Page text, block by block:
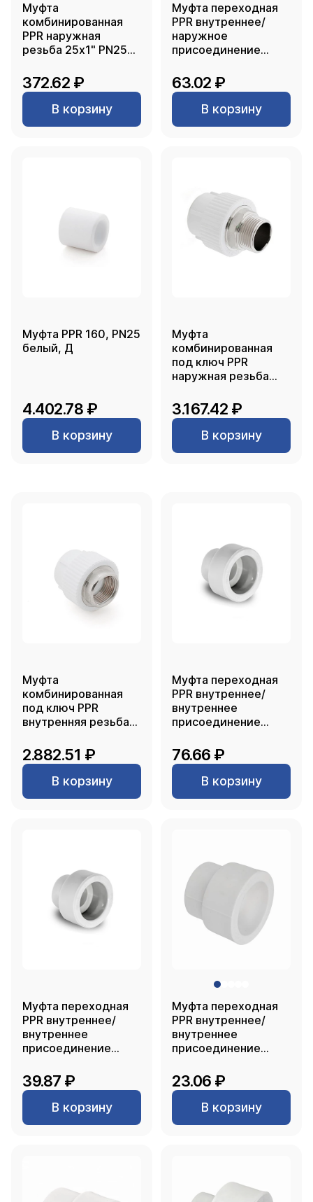
Муфта
комбинированная
PPR наружная
резьба 25х1" PN25
372.62 ₽
В корзину
Муфта переходная
PPR внутреннее/
наружное
присоединение
63.02 ₽
В корзину
Муфта PPR 160, PN25
белый, Д
4.402.78 ₽
В корзину
Муфта
комбинированная
под ключ PPR
наружная резьба
3.167.42 ₽
В корзину
Муфта
комбинированная
под ключ PPR
внутренняя резьба
2.882.51 ₽
В корзину
Муфта переходная
PPR внутреннее/
внутреннее
присоединение
76.66 ₽
В корзину
Муфта переходная
PPR внутреннее/
внутреннее
присоединение
39.87 ₽
В корзину
Муфта переходная
PPR внутреннее/
внутреннее
присоединение
23.06 ₽
В корзину